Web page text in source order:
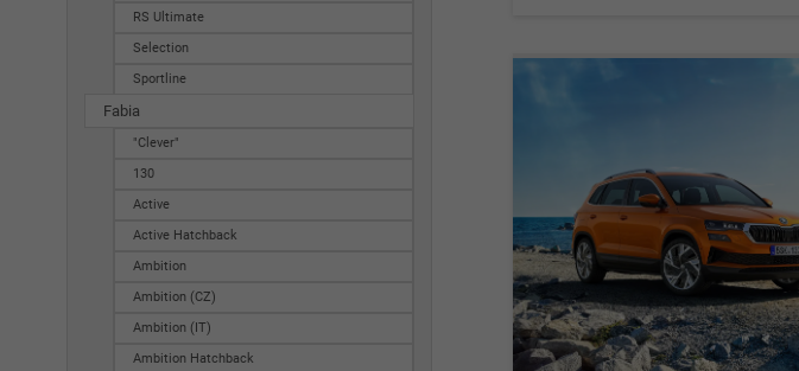
RS Ultimate
Selection
Sportline
Fabia
"Clever"
130
Active
Active Hatchback
Ambition
Ambition (CZ)
Ambition (IT)
Ambition Hatchback